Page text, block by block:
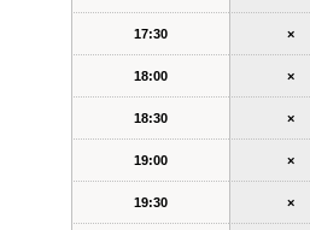
17:30 ×
18:00 ×
18:30 ×
19:00 ×
19:30 ×